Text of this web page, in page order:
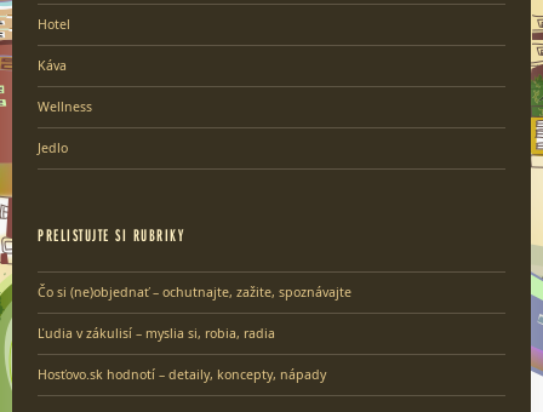
Hotel
Káva
Wellness
Jedlo
PRELISTUJTE SI RUBRIKY
Čo si (ne)objednať – ochutnajte, zažite, spoznávajte
Ľudia v zákulisí – myslia si, robia, radia
Hosťovo.sk hodnotí – detaily, koncepty, nápady